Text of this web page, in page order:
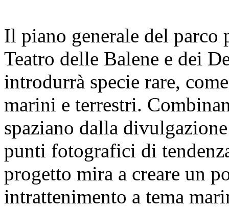
Il piano generale del
Teatro delle Balene e dei
introdurrà specie rare,
marini e terrestri.
spaziano dalla
punti fotografici di
progetto mira a creare un
intrattenimento a tema